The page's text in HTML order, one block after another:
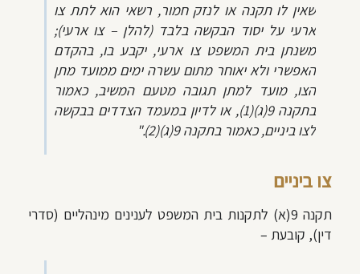
שאין לו תקנה או לנזק חמור, רשאי הוא לתת צו
ארעי על יסוד הבקשה בלבד (להלן – צו ארעי);
משנתן בית המשפט צו ארעי, יקבע בו, בהקדם
האפשרי ולא יאוחר מתום עשרה ימים ממועד מתן
הצו, מועד למתן תגובה מטעם המשיב, כאמור
בתקנה 9(ג)(1), או לדיון במעמד הצדדים בבקשה
לצו ביניים, כאמור בתקנה 9(ג)(2)."
צו ביניים
תקנה 9(א) לתקנות בית המשפט לענינים מינהליים (סדרי
דין), קובעת –